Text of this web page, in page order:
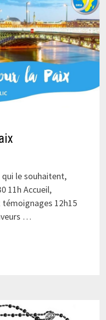
le souhaitent,
11h Accueil,
12h15
…